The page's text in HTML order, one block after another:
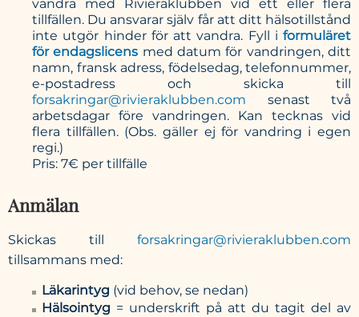
vandra med Rivieraklubben vid ett eller flera
tillfällen. Du ansvarar själv får att ditt hälsotillstånd
inte utgör hinder för att vandra. Fyll i formuläret
för endagslicens med datum för vandringen, ditt
namn, fransk adress, födelsedag, telefonnummer,
e-postadress och skicka till
forsakringar@rivieraklubben.com senast två
arbetsdagar före vandringen. Kan tecknas vid
flera tillfällen. (Obs. gäller ej för vandring i egen
regi.)
Pris: 7€ per tillfälle
Anmälan
Skickas till forsakringar@rivieraklubben.com
tillsammans med:
Läkarintyg (vid behov, se nedan)
Hälsointyg = underskrift på att du tagit del av